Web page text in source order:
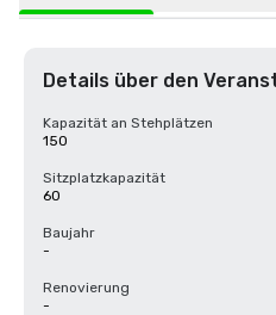
Details über den
Kapazität an Stehplätzen
150
Sitzplatzkapazität
60
Baujahr
-
Renovierung
-